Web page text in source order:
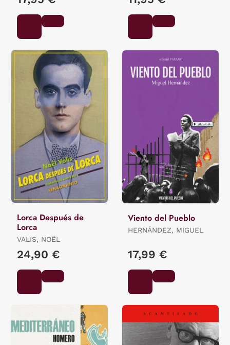
Lorca Después de
Lorca
VALIS, NOËL
24,90 €
Viento del Pueblo
HERNÁNDEZ, MIGUEL
17,99 €